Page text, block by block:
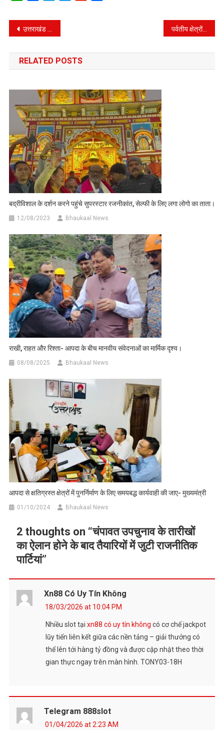
Post
navigation
उत्तराखंड में 45 स्थानों पर बनेगा रोपवे, पर्यटन विभाग कर रहा है तैयारी पर्वतीय क्षेत्रों में हुई बारिश से बढ़ा बिजली का उत्पादन
RELATED POSTS
बद्रीविशाल के दर्शन करने पहुंचे सुपरस्टार रजनीकांत, सेल्फी के लिए लगा लोगो का ताता।
12/08/2023 Bhaukaal News
राखी, राहत और रिश्ता- आपदा के बीच मानवीय संवेदनाओं का मार्मिक दृश्य।
08/08/2025 Bhaukaal News
आपदा से क्षतिग्रस्त क्षेत्रों में पुनर्निर्माण के लिए समयबद्ध कार्यवाही की जाए- मुख्यमंत्री
01/10/2024 Bhaukaal News
2 thoughts on “चंपावत उपचुनाव के तारीखों
का ऐलान होने के बाद तैयारियों में जुटी राजनीतिक
पार्टियां”
Xn88 Có Uy Tín Không
18/03/2026 at 10:04 PM
Nhiều slot tại xn88 có uy tín không có cơ chế jackpot
lũy tiến liên kết giữa các nền tảng – giải thưởng có
thể lên tới hàng tỷ đồng và được cập nhật theo thời
gian thực ngay trên màn hình. TONY03-18H
Telegram 888slot
01/04/2026 at 2:23 AM